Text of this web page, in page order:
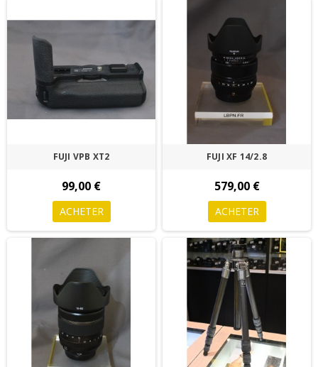
FUJI VPB XT2
99,00 €
ACHETER
FUJI XF 14/2.8
579,00 €
ACHETER